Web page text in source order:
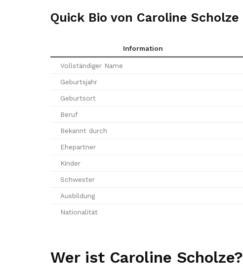
Quick Bio von Caroline Scholze
Information
Vollständiger Name
Geburtsjahr
Geburtsort
Beruf
Bekannt durch
Ehepartner
Kinder
Schwester
Ausbildung
Nationalität
Wer ist Caroline Scholze?